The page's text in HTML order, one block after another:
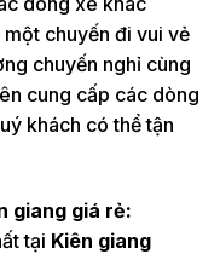
chuyến đi vui vẻ
chuyến nghỉ cùng
cung cấp các dòng
khách có thể tận
giang giá rẻ:
tại Kiên giang